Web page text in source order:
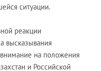
ситуации.
реакции
высказывания
на положения
и Российской